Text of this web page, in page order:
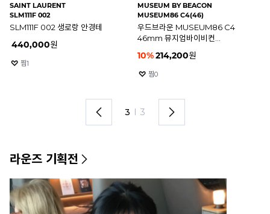
SAINT LAURENT
SLM111F 002
SLM111F 002 생로랑 안경테
440,000원
찜1
MUSEUM BY BEACON
MUSEUM86 C4(46)
우드브라운 MUSEUM86 C4
46mm 뮤지엄바이비컨
10%214,200원
찜0
3 I 3
라운즈 기획전